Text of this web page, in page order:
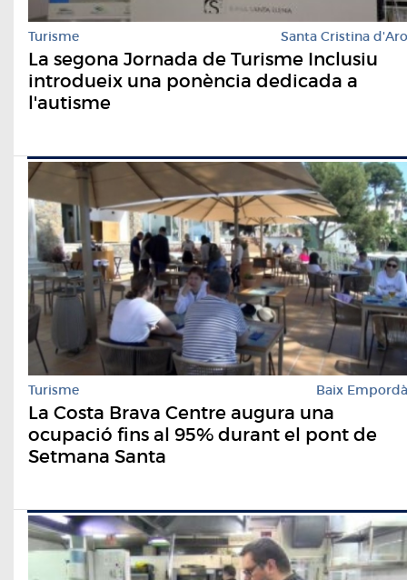
Turisme Santa Cristina d'Aro
La segona Jornada de Turisme Inclusiu
introdueix una ponència dedicada a
l'autisme
Turisme Baix Empordà
La Costa Brava Centre augura una
ocupació fins al 95% durant el pont de
Setmana Santa